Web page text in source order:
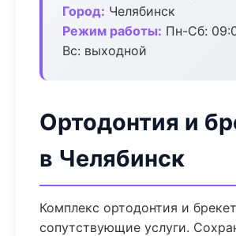
Город: Челябинск
Режим работы: Пн-Сб:
Вс: выходной
Ортодонтия и
в Челябинск
Комплекс ортодонтия и
сопутствующие услуги.